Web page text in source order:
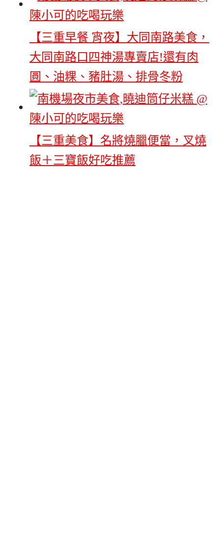
【三重早餐 宵夜】大同南路美食，
大同南路口四神湯專賣店!還有肉
圓、油粿、豬肚湯、排骨冬粉
【三重美食】名將燒臘便當，叉燒
飯＋三寶飯好吃推薦